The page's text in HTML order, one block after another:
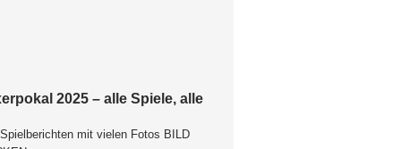
2025 – alle Spiele, alle
mit vielen Fotos BILD